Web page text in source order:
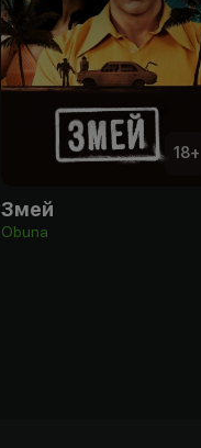
18+
Змей
Obuna